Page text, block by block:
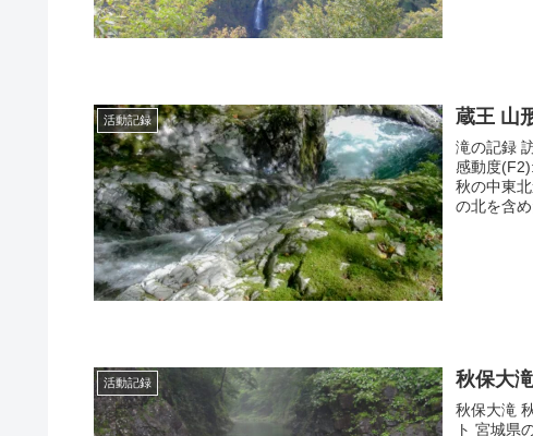
活動記録 蔵王 山
滝の記録
感動度
秋の中東
の北を含
活動記録 秋保大滝
秋保大滝
ト 宮城県